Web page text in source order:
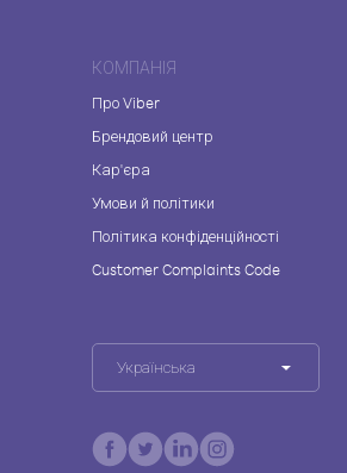
КОМПАНІЯ
Про Viber
Брендовий центр
Кар'єра
Умови й політики
Політика конфіденційності
Customer Complaints Code
Українська